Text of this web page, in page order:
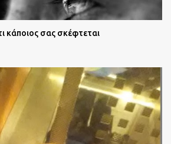
κάποιος σας σκέφτεται